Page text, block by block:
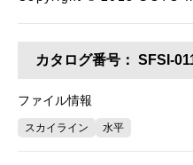
カタログ番号： SFSI-
ファイル情報
スカイライン 水平